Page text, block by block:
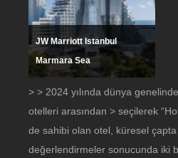
JW Marriott Istanbul
Marmara Sea
> > 2024 yılında dünya
otelleri arasından > seçilerek
de sahibi olan otel, küresel
değerlendirmeler sonucunda iki